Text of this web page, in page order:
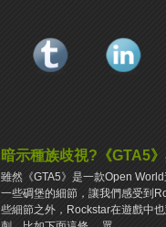
暗示種族歧視?《GTA5
雖然《GTA5》是一款Open
一些碉堡的細節，讓我們感受到
些細節之外，Rockstar在遊戲中